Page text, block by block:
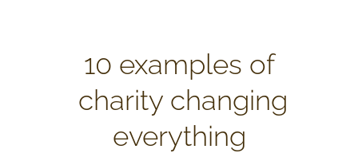
Larger10 examples of
charity changing
everything